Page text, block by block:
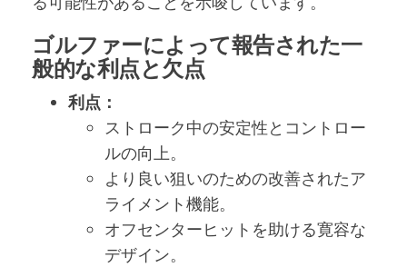
ゴルファーによって報告された一
般的な利点と欠点
利点：
ストローク中の安定性とコントロー
ルの向上。
より良い狙いのための改善されたア
ライメント機能。
オフセンターヒットを助ける寛容な
デザイン。